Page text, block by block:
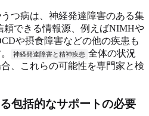
つ病は、神経発達障害のある集
頼できる情報源、例えばNIMHや
や摂食障害などの他の疾患も
神経発達障害と精神疾患 全体の状況
、これらの可能性を専門家と検
包括的なサポートの必要